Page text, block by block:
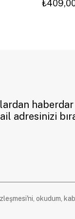
adresinizi
okudum,